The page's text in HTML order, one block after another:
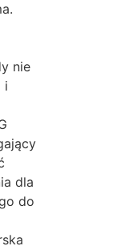
nie
i
dla
do